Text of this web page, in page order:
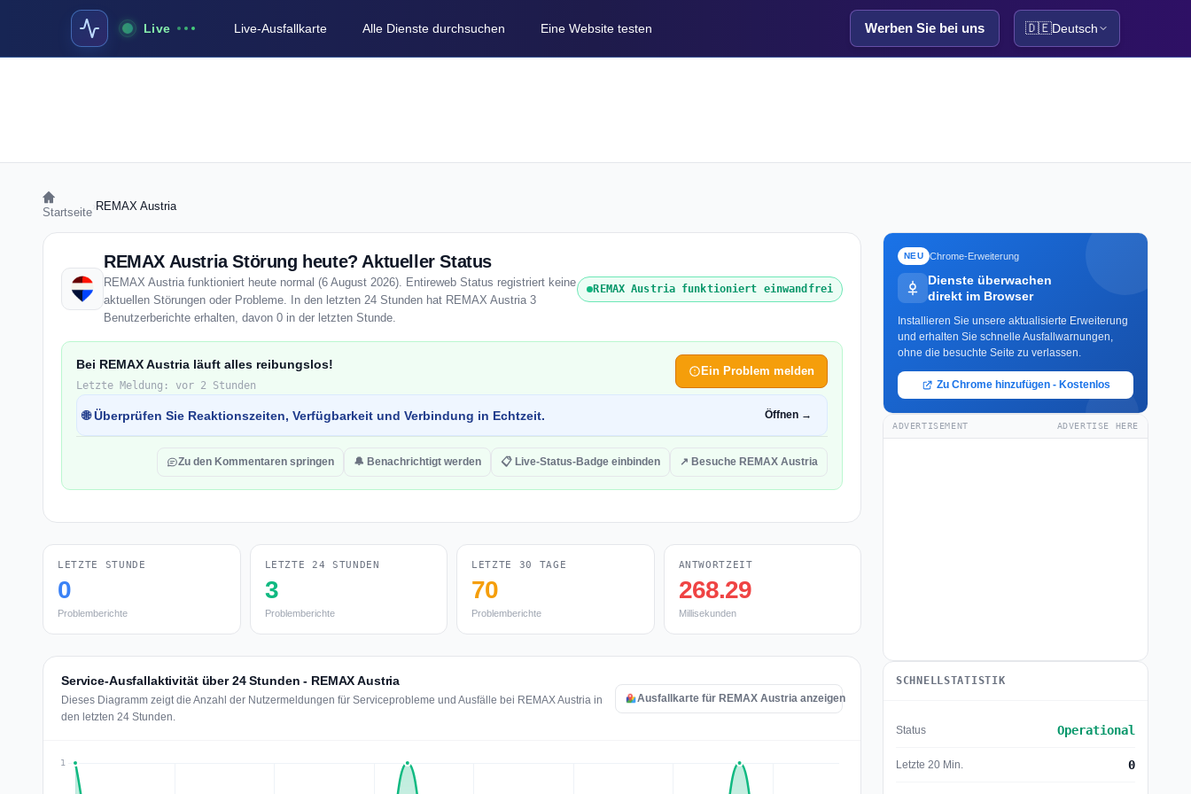
Live Live-Ausfallkarte Alle Dienste durchsuchen Eine Website testen Werben Sie bei uns 🇩🇪Deutsch
Startseite REMAX Austria
REMAX Austria Störung heute? Aktueller Status
REMAX Austria funktioniert heute normal (6 August 2026). Entireweb Status registriert keine
aktuellen Störungen oder Probleme. In den letzten 24 Stunden hat REMAX Austria 3
Benutzerberichte erhalten, davon 0 in der letzten Stunde.
REMAX Austria funktioniert einwandfrei
Bei REMAX Austria läuft alles reibungslos!
Letzte Meldung: vor 2 Stunden
Ein Problem melden
🌐 Überprüfen Sie Reaktionszeiten, Verfügbarkeit und Verbindung in Echtzeit. Öffnen →
Zu den Kommentaren springen 🔔 Benachrichtigt werden 📋 Live-Status-Badge einbinden ↗ Besuche REMAX Austria
LETZTE STUNDE
0
Problemberichte
LETZTE 24 STUNDEN
3
Problemberichte
LETZTE 30 TAGE
70
Problemberichte
ANTWORTZEIT
268.29
Millisekunden
Service-Ausfallaktivität über 24 Stunden - REMAX Austria
Dieses Diagramm zeigt die Anzahl der Nutzermeldungen für Serviceprobleme und Ausfälle bei REMAX Austria in
den letzten 24 Stunden.
Ausfallkarte für REMAX Austria anzeigen
NEU Chrome-Erweiterung
Dienste überwachen
direkt im Browser
Installieren Sie unsere aktualisierte Erweiterung
und erhalten Sie schnelle Ausfallwarnungen,
ohne die besuchte Seite zu verlassen.
Zu Chrome hinzufügen - Kostenlos
ADVERTISEMENT ADVERTISE HERE
SCHNELLSTATISTIK
Status Operational
Letzte 20 Min. 0